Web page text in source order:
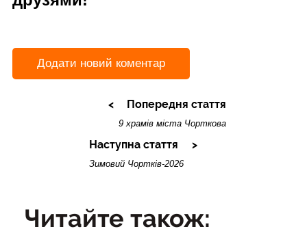
Додати новий коментар
Попередня стаття
9 храмів міста Чорткова
Наступна стаття
Зимовий Чортків-2026
Читайте також: